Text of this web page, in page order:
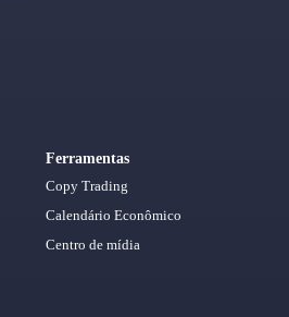
Ferramentas
Copy Trading
Calendário Econômico
Centro de mídia